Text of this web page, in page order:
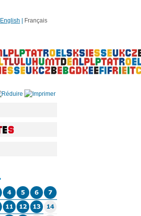
English Français